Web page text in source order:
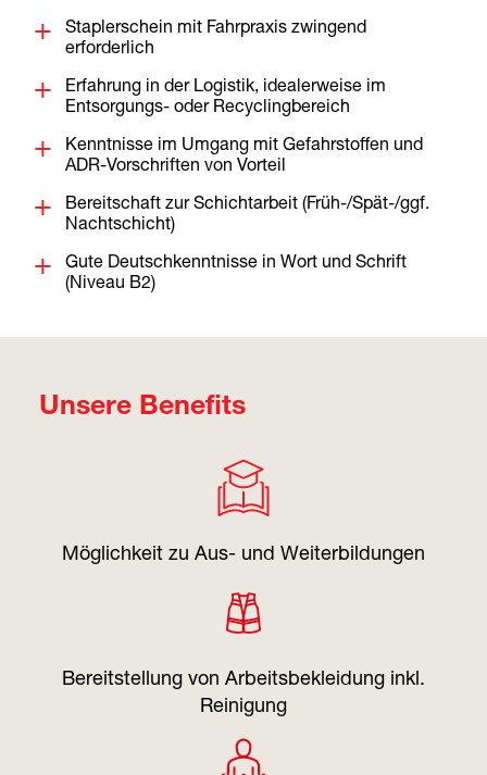
Staplerschein mit Fahrpraxis zwingend
erforderlich
Erfahrung in der Logistik, idealerweise im
Entsorgungs- oder Recyclingbereich
Kenntnisse im Umgang mit Gefahrstoffen und
ADR-Vorschriften von Vorteil
Bereitschaft zur Schichtarbeit (Früh-/Spät-/ggf.
Nachtschicht)
Gute Deutschkenntnisse in Wort und Schrift
(Niveau B2)
Unsere Benefits
Möglichkeit zu Aus- und Weiterbildungen
Bereitstellung von Arbeitsbekleidung inkl.
Reinigung